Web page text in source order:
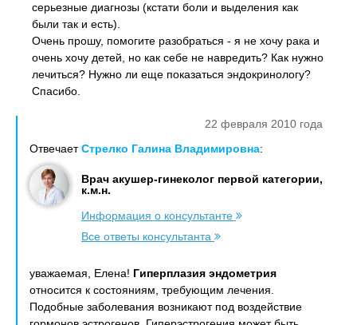
серьезные диагнозы (кстати боли и выделения как
были так и есть).
Очень прошу, помогите разобраться - я не хочу рака и
очень хочу детей, но как себе не навредить? Как нужно
лечиться? Нужно ли еще показаться эндокринологу?
Спасибо.
22 февраля 2010 года
ОтвечаетСтрелко Галина Владимировна:
Врач акушер-гинеколог первой категории,
к.м.н.
Информация о консультанте
Все ответы консультанта
уважаемая, Елена! Гиперплазия эндометрия
относится к состояниям, требующим лечения.
Подобные заболевания возникают под воздействие